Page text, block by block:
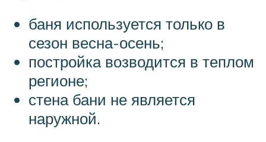
баня используется только в
сезон весна-осень;
постройка возводится в теплом
регионе;
стена бани не является
наружной.